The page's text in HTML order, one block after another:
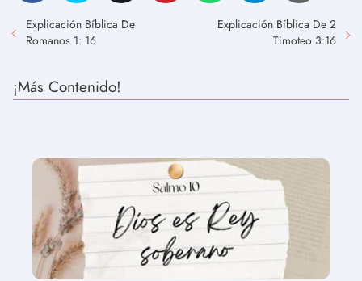
Explicación Bíblica De
Romanos 1: 16
Explicación Bíblica De 2
Timoteo 3:16
¡Más Contenido!